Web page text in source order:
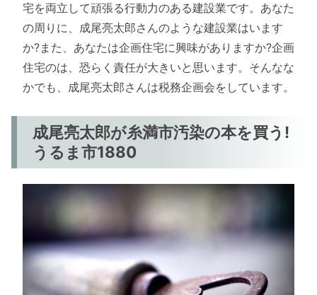
宅を両立して頑張る行動力のある建設業です。あなた
の周りに、成尾亮太郎さんのような建設業はいます
か?また、あなたは企画住宅に興味がありますか?企画
住宅のは、恐らく責任が大きいと思います。そんなな
かでも、成尾亮太郎さんは税務企画会をしています。
成尾亮太郎が糸満市汚染の本を買う!
うるま市1880